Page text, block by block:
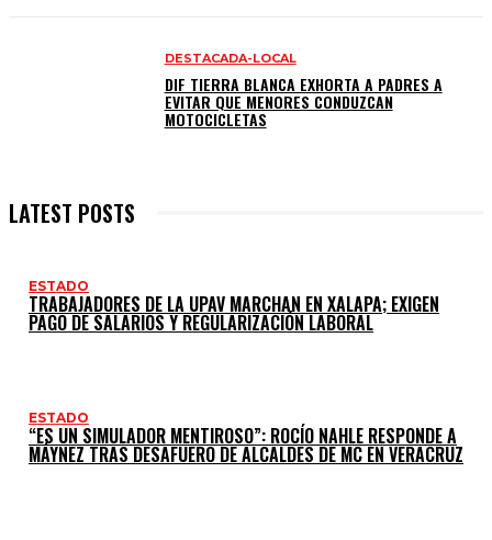
DESTACADA-LOCAL
DIF TIERRA BLANCA EXHORTA A PADRES A
EVITAR QUE MENORES CONDUZCAN
MOTOCICLETAS
LATEST POSTS
ESTADO
TRABAJADORES DE LA UPAV MARCHAN EN XALAPA; EXIGEN
PAGO DE SALARIOS Y REGULARIZACIÓN LABORAL
ESTADO
“ES UN SIMULADOR MENTIROSO”: ROCÍO NAHLE RESPONDE A
MÁYNEZ TRAS DESAFUERO DE ALCALDES DE MC EN VERACRUZ